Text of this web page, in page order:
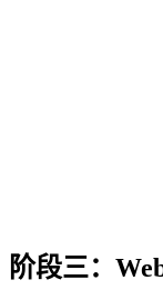
阶段三：